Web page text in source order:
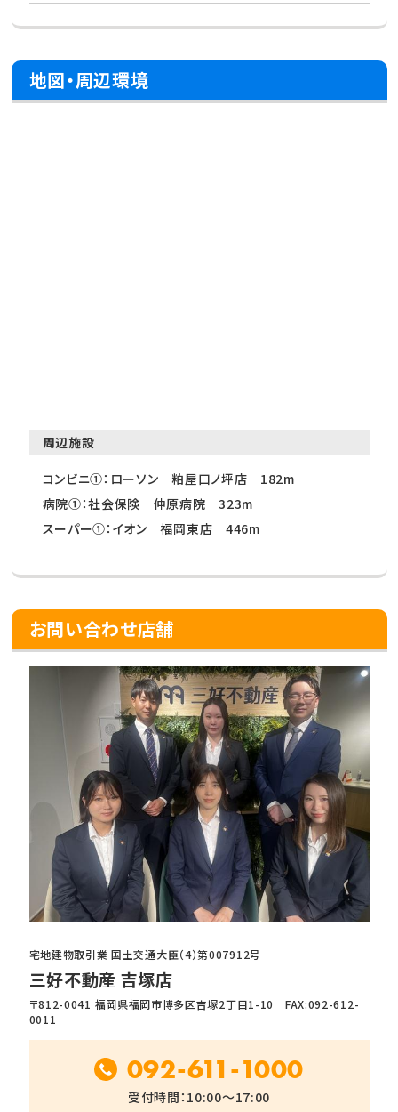
地図・周辺環境
周辺施設
コンビニ①：ローソン 粕屋口ノ坪店 182m
病院①：社会保険 仲原病院 323m
スーパー①：イオン 福岡東店 446m
お問い合わせ店舗
宅地建物取引業 国土交通大臣（4）第007912号
三好不動産 吉塚店
〒812-0041 福岡県福岡市博多区吉塚2丁目1-10 FAX:092-612-
0011
092-611-1000
受付時間：10:00～17:00